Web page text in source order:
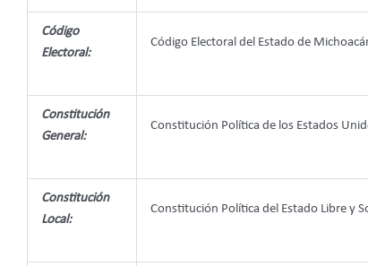
Código
Electoral:
Código Electoral del Estado de
Constitución
General:
Constitución Política de los Estados
Constitución
Local:
Constitución Política del Estado Libre y